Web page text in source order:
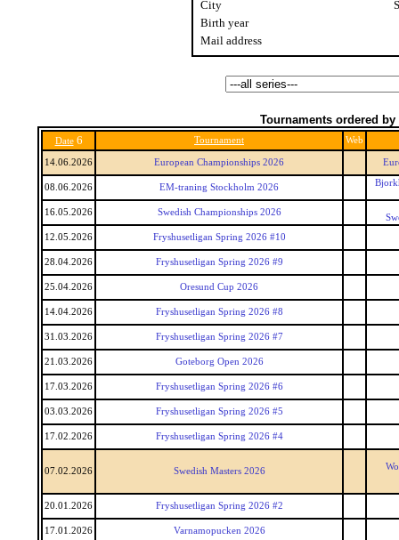
City
Birth year
Mail address
Tournaments ordered by
Date 6 Tournament Web
14.06.2026 European Championships 2026
08.06.2026 EM-traning Stockholm 2026
16.05.2026 Swedish Championships 2026
12.05.2026
Fryshusetligan Spring 2026 #10
28.04.2026 Fryshusetligan Spring 2026 #9
25.04.2026 Oresund Cup 2026
14.04.2026 Fryshusetligan Spring 2026 #8
31.03.2026 Fryshusetligan Spring 2026 #7
21.03.2026 Goteborg Open 2026
17.03.2026 Fryshusetligan Spring 2026 #6
03.03.2026 Fryshusetligan Spring 2026 #5
17.02.2026 Fryshusetligan Spring 2026 #4
07.02.2026 Swedish Masters 2026
20.01.2026 Fryshusetligan Spring 2026 #2
17.01.2026 Varnamopucken 2026